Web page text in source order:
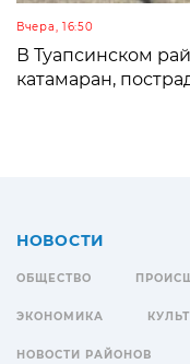
Вчера, 16:50
В Туапсинском
катамаран,
НОВОСТИ
ОБЩЕСТВО
ЭКОНОМИКА
НОВОСТИ РАЙОНОВ